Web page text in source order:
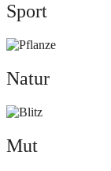
Sport
Natur
Natur
Mut
Mut